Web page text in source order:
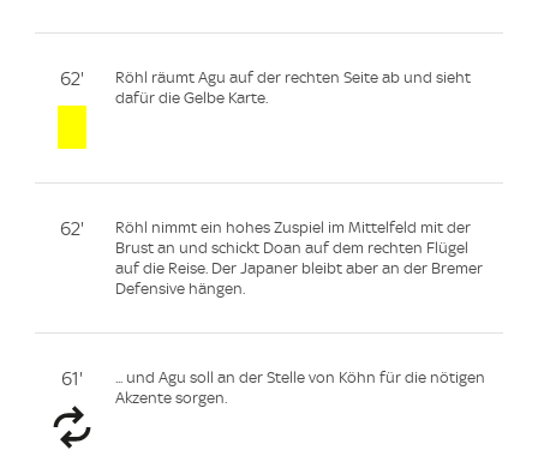
62'
Röhl räumt Agu auf der rechten Seite ab und sieht
dafür die Gelbe Karte.
62'
Röhl nimmt ein hohes Zuspiel im Mittelfeld mit der
Brust an und schickt Doan auf dem rechten Flügel
auf die Reise. Der Japaner bleibt aber an der Bremer
Defensive hängen.
61'
... und Agu soll an der Stelle von Köhn für die nötigen
Akzente sorgen.